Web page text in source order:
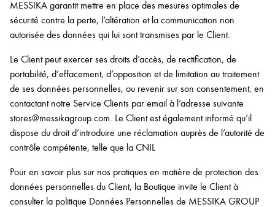
MESSIKA garantit mettre en place des mesures optimales de
sécurité contre la perte, l’altération et la communication non
autorisée des données qui lui sont transmises par le Client.
Le Client peut exercer ses droits d’accès, de rectification, de
portabilité, d’effacement, d’opposition et de limitation au traitement
de ses données personnelles, ou revenir sur son consentement, en
contactant notre Service Clients par email à l’adresse suivante
stores@messikagroup.com. Le Client est également informé qu’il
dispose du droit d’introduire une réclamation auprès de l’autorité de
contrôle compétente, telle que la CNIL
Pour en savoir plus sur nos pratiques en matière de protection des
données personnelles du Client, la Boutique invite le Client à
consulter la politique Données Personnelles de MESSIKA GROUP